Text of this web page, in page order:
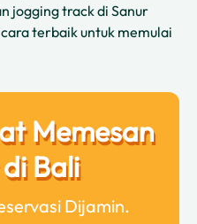
jogging track di Sanur
terbaik untuk memulai
Memesan
Bali
Dijamin.